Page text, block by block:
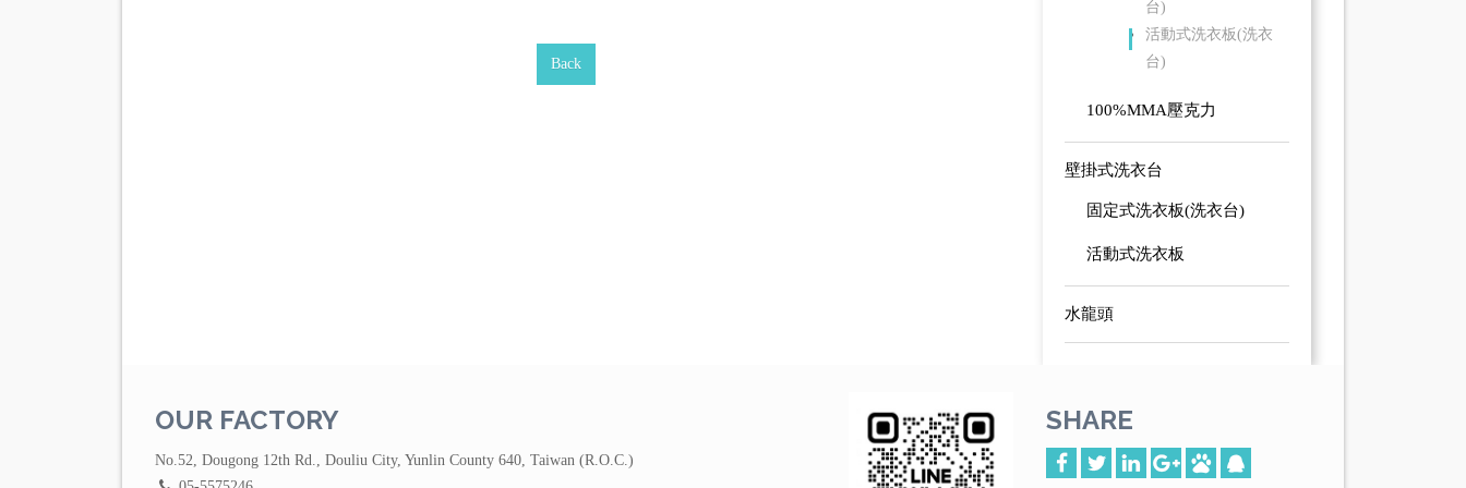
Back
台)
活動式洗衣板(洗衣
台)
100%MMA壓克力
壁掛式洗衣台
固定式洗衣板(洗衣台)
活動式洗衣板
水龍頭
OUR FACTORY
No.52, Dougong 12th Rd., Douliu City, Yunlin County 640, Taiwan (R.O.C.)
SHARE